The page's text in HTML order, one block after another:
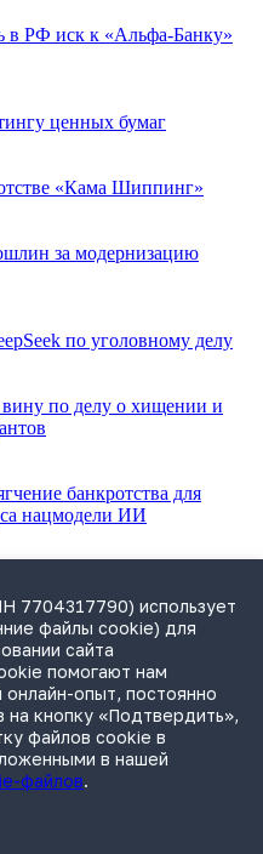
в РФ иск к «Альфа-Банку»
ценных бумаг
«Кама Шиппинг»
за модернизацию
по уголовному делу
по делу о хищении и
банкротства для
нацмодели ИИ
от ударов дронов
по вновь
«Вертикаль» ИНН 7841290773
7704317790) использует
файлы cookie) для
сайта
помогают нам
опыт, постоянно
кнопку «Подтвердить»,
файлов cookie в
в нашей
файлов.